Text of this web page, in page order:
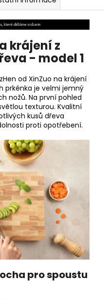
krájení z
- model 1
od XinZuo na krájení
prkénka je velmi jemný
nožů. Na první pohled
texturou. Kvalitní
kusů dřeva
proti opotřebení.
pro spoustu